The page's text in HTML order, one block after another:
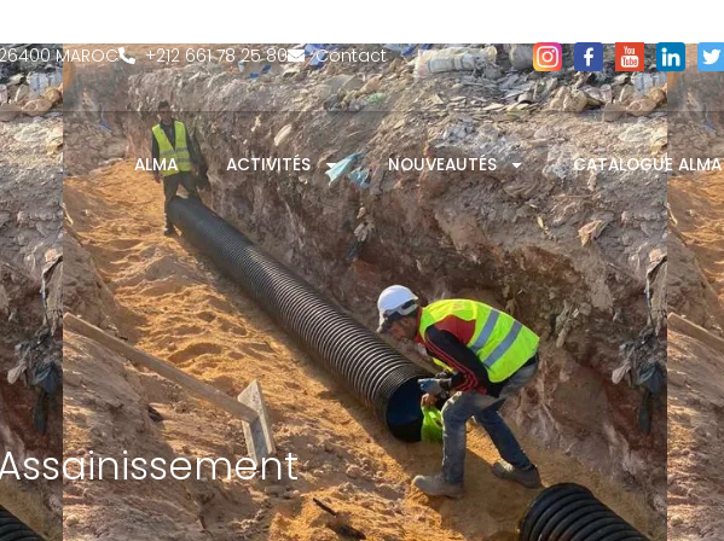
MAROC ‎+212 661 78 25 80 Contact
ALMA ACTIVITÉS NOUVEAUTÉS CATALOGUE ALMA